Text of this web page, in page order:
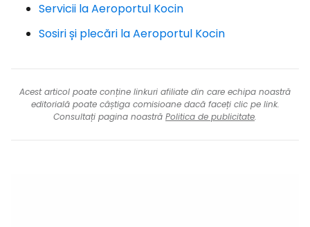
Servicii la Aeroportul Kocin
Sosiri și plecări la Aeroportul Kocin
Acest articol poate conține linkuri afiliate din care echipa noastră
editorială poate câștiga comisioane dacă faceți clic pe link.
Consultați pagina noastră Politica de publicitate.